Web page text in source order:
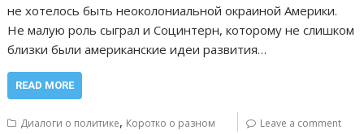
не хотелось быть неоколониальной окраиной Америки.
Не малую роль сыграл и Социнтерн, которому не слишком
близки были американские идеи развития…
READ MORE
Диалоги о политике, Коротко о разном Leave a comment